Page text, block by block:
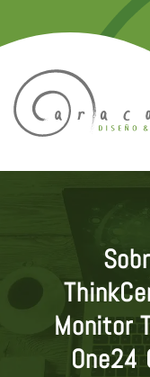
Monitor
One24